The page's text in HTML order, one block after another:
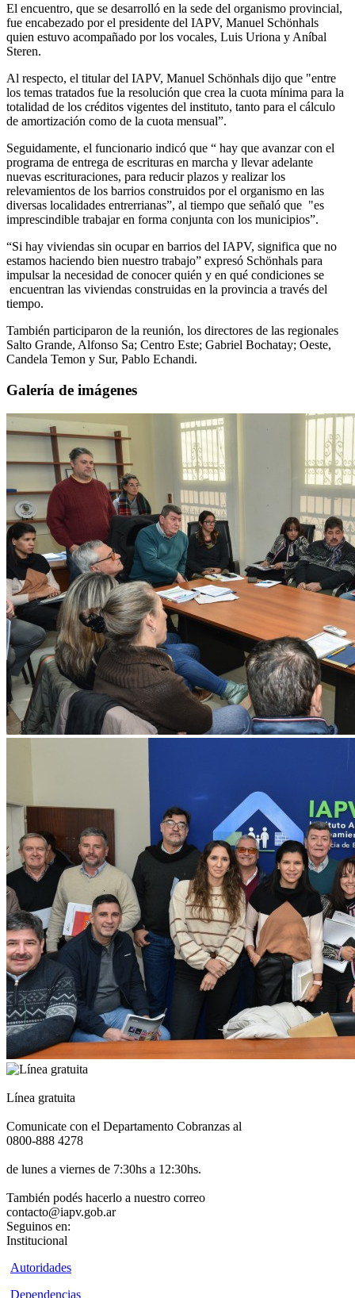
El encuentro, que se desarrolló en la sede del organismo provincial,
fue encabezado por el presidente del IAPV, Manuel Schönhals
quien estuvo acompañado por los vocales, Luis Uriona y Aníbal
Steren.
Al respecto, el titular del IAPV, Manuel Schönhals dijo que "entre
los temas tratados fue la resolución que crea la cuota mínima para la
totalidad de los créditos vigentes del instituto, tanto para el cálculo
de amortización como de la cuota mensual”.
Seguidamente, el funcionario indicó que “ hay que avanzar con el
programa de entrega de escrituras en marcha y llevar adelante
nuevas escrituraciones, para reducir plazos y realizar los
relevamientos de los barrios construidos por el organismo en las
diversas localidades entrerrianas”, al tiempo que señaló que "es
imprescindible trabajar en forma conjunta con los municipios”.
“Si hay viviendas sin ocupar en barrios del IAPV, significa que no
estamos haciendo bien nuestro trabajo” expresó Schönhals para
impulsar la necesidad de conocer quién y en qué condiciones se
encuentran las viviendas construidas en la provincia a través del
tiempo.
También participaron de la reunión, los directores de las regionales
Salto Grande, Alfonso Sa; Centro Este; Gabriel Bochatay; Oeste,
Candela Temon y Sur, Pablo Echandi.
Galería de imágenes
Línea gratuita
Comunicate con el Departamento Cobranzas al
0800-888 4278
de lunes a viernes de 7:30hs a 12:30hs.
También podés hacerlo a nuestro correo
contacto@iapv.gob.ar
Seguinos en:
Institucional
Autoridades
Dependencias